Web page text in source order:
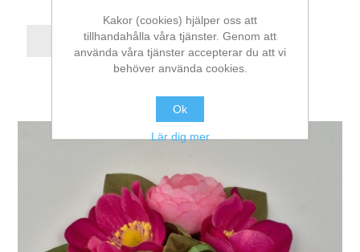
Kakor (cookies) hjälper oss att
tillhandahålla våra tjänster. Genom att
använda våra tjänster accepterar du att vi
behöver använda cookies.
Ok
Lär dig mer